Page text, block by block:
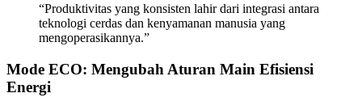
“Produktivitas yang konsisten lahir dari integrasi antara
teknologi cerdas dan kenyamanan manusia yang
mengoperasikannya.”
Mode ECO: Mengubah Aturan Main Efisiensi
Energi